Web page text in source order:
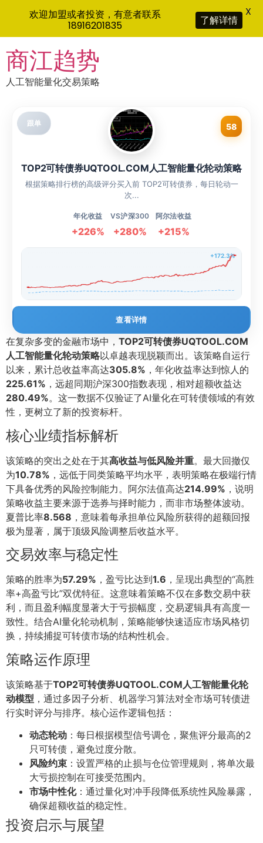
to
content
商江趋势
人工智能量化交易策略
跟单 58
TOP2可转债券UQTOOL.COM人工智能量化轮动策略
根据策略排行榜的高级评分买入前 TOP2可转债券，每日轮动一
次...
年化收益
+226%
VS沪深300
+280%
阿尔法收益
+215%
+172.3%
查看详情
在复杂多变的金融市场中， TOP2可转债券UQTOOL.COM
人工智能量化轮动策略以卓越表现脱颖而出。该策略自运行
以来，累计总收益率高达305.8% ，年化收益率达到惊人的
225.61% ，远超同期沪深300指数表现，相对超额收益达
280.49%。这一数据不仅验证了AI量化在可转债领域的有效
性，更树立了新的投资标杆。
核心业绩指标解析
该策略的突出之处在于其高收益与低风险并重。最大回撤仅
为10.78% ，远低于同类策略平均水平，表明策略在极端行情
下具备优秀的风险控制能力。阿尔法值高达214.99% ，说明
策略收益主要来源于选券与择时能力，而非市场整体波动。
夏普比率8.568 ，意味着每承担单位风险所获得的超额回报
极为显著，属于顶级风险调整后收益水平。
交易效率与稳定性
策略的胜率为57.29% ，盈亏比达到1.6 ，呈现出典型的“高胜
率+高盈亏比”双优特征。这意味着策略不仅在多数交易中获
利，而且盈利幅度显著大于亏损幅度，交易逻辑具有高度一
致性。结合AI量化轮动机制，策略能够快速适应市场风格切
换，持续捕捉可转债市场的结构性机会。
策略运作原理
该策略基于TOP2可转债券UQTOOL.COM人工智能量化轮
动模型 ，通过多因子分析、机器学习算法对全市场可转债进
行实时评分与排序。核心运作逻辑包括：
动态轮动 ：每日根据模型信号调仓，聚焦评分最高的2
只可转债，避免过度分散。
风险约束 ：设置严格的止损与仓位管理规则，将单次最
大亏损控制在可接受范围内。
市场中性化：通过量化对冲手段降低系统性风险暴露，
确保超额收益的稳定性。
投资启示与展望
欢迎加盟或者投资，有意者联系
18916201835
了解详情
X